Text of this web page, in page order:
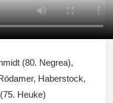
(80. Negrea),
Haberstock,
Heuke)